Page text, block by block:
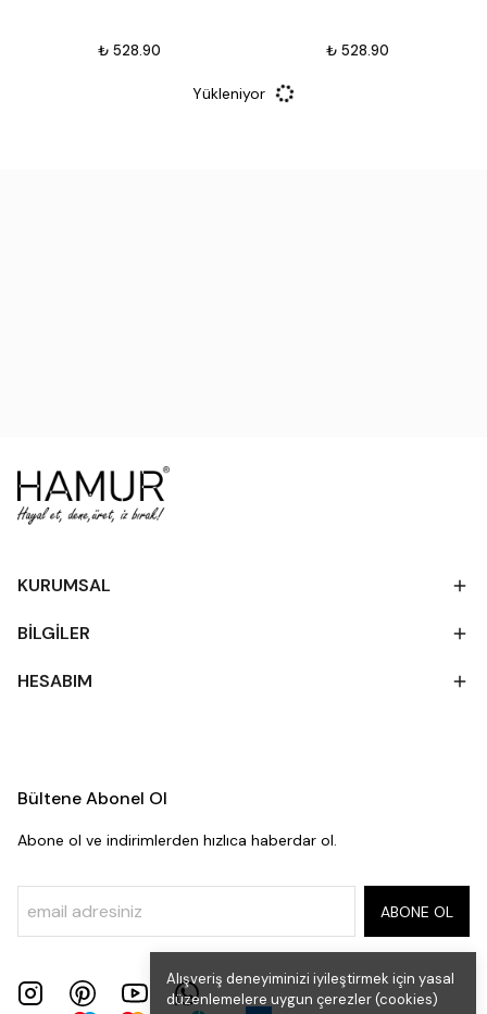
Alışveriş deneyiminizi iyileştirmek için yasal
düzenlemelere uygun çerezler (cookies)
₺ 528.90 ₺ 528.90
Yükleniyor
KURUMSAL
BİLGİLER
HESABIM
Bültene Abonel Ol
Abone ol ve indirimlerden hızlıca haberdar ol.
ABONE OL